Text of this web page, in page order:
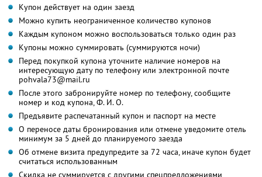
Купон действует на один заезд
Можно купить неограниченное количество купонов
Каждым купоном можно воспользоваться только один раз
Купоны можно суммировать (суммируются ночи)
Перед покупкой купона уточните наличие номеров на
интересующую дату по телефону или электронной почте
pohvala73@mail.ru
После этого забронируйте номер по телефону, сообщите
номер и код купона, Ф. И. О.
Предъявите распечатанный купон и паспорт на месте
О переносе даты бронирования или отмене уведомите отель
минимум за 5 дней до планируемого заезда
Об отмене визита предупредите за 72 часа, иначе купон будет
считаться использованным
Скидка не суммируется с другими спецпредложениями